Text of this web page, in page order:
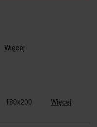
Więcej
180x200 Więcej